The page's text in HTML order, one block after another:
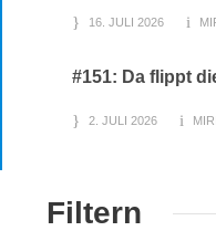
16. JULI 2026
#151: Da flippt
2. JULI 2026
Filtern